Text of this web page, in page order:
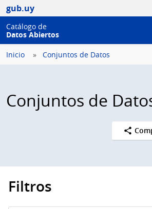
gub.uy
Catálogo de
Datos Abiertos
Inicio Conjuntos de Datos
Conjuntos de
Filtros